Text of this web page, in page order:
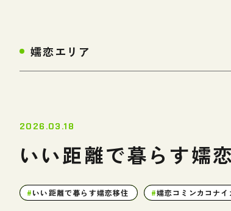
嬬恋エリア
2026.03.18
いい距離で暮らす嬬
いい距離で暮らす嬬恋移住 嬬恋コミンカコナイ